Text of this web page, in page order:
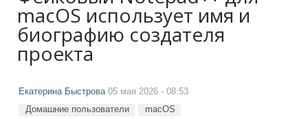
macOS использует имя и
биографию создателя
проекта
Екатерина Быстрова05 мая 2026 - 08:53
Домашние пользователи macOS